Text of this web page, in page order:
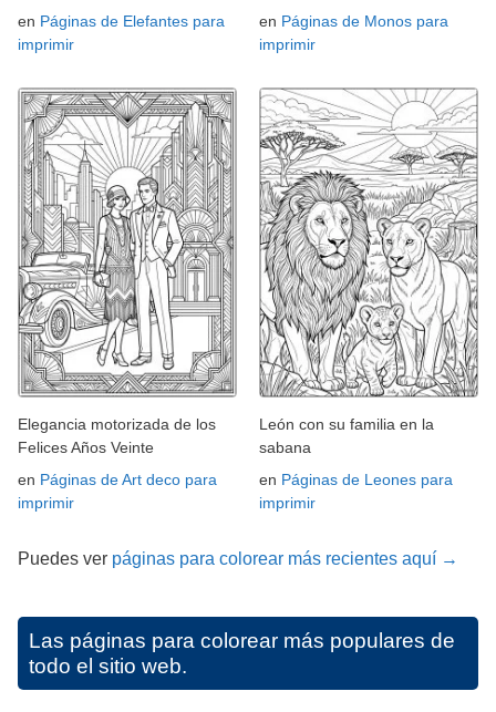
en Páginas de Elefantes para
imprimir
en Páginas de Monos para
imprimir
Elegancia motorizada de los
Felices Años Veinte
en Páginas de Art deco para
imprimir
León con su familia en la
sabana
en Páginas de Leones para
imprimir
Puedes ver páginas para colorear más recientes aquí →
Las páginas para colorear más populares de
todo el sitio web.